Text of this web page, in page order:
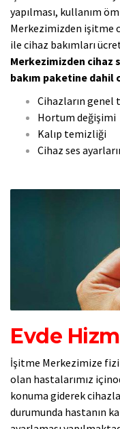
yapılması, kullanım
Merkezimizden işitme
ile cihaz bakımları
Merkezimizden cihaz
bakım paketine
Cihazların
Hortum değişimi
Kalıp temizliği
Cihaz ses
Evde
İşitme Merkezimize
olan hastalarımız
konuma giderek
durumunda hastanın